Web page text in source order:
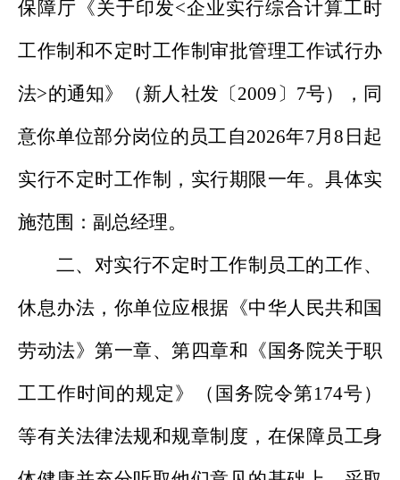
保障厅《关于印发<企业实行综合计算工时
工作制和不定时工作制审批管理工作试行办
法>的通知》（新人社发 〔2009 〕 7号），同
意你单位部分岗位的员工自2026年7月8 日起
实行不定时工作制，实行期限一年。具体实
施范围：副总经理。
二、对实行不定时工作制员工的工作、
休息办法，你单位应根据《中华人民共和国
劳动法》第一章、第四章和《国务院关于职
工工作时间的规定》（国务院令第174号）
等有关法律法规和规章制度，在保障员工身